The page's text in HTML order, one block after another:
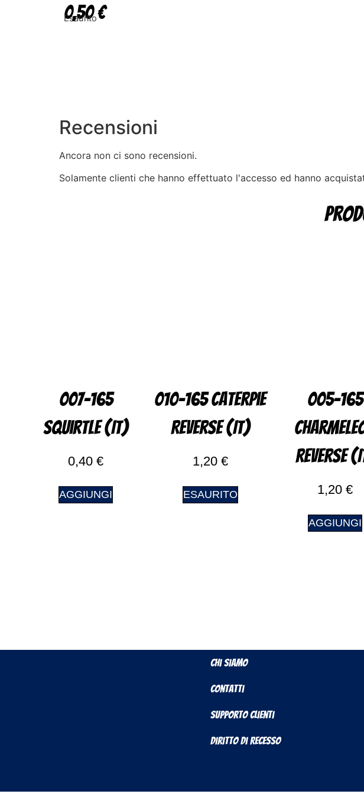
0,50€
Esaurito
Recensioni
Ancora non ci sono recensioni.
Solamente clienti che hanno effettuato l'accesso ed hanno
007-165
Squirtle (IT)
0,40€
AGGIUNGI
010-165 Caterpie
Reverse (IT)
1,20 €
ESAURITO
005-165
Reverse
1,20 €
AGGIUNGI
Chi Siamo
Contatti
Supporto Clienti
Diritto di Recesso